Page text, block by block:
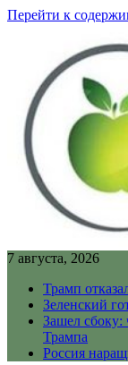
Перейти к
7 августа, 2026
Трамп
Зеленский
Зашел сбоку:
Трампа
Россия